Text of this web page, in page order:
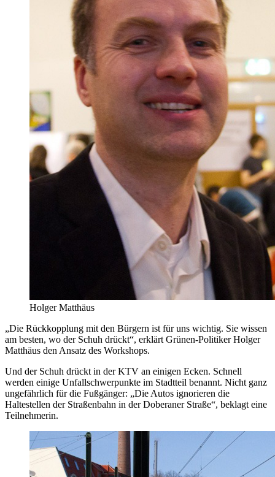
Holger Matthäus
„Die Rückkopplung mit den Bürgern ist für uns wichtig. Sie wissen
am besten, wo der Schuh drückt“, erklärt Grünen-Politiker Holger
Matthäus den Ansatz des Workshops.
Und der Schuh drückt in der KTV an einigen Ecken. Schnell
werden einige Unfallschwerpunkte im Stadtteil benannt. Nicht ganz
ungefährlich für die Fußgänger: „Die Autos ignorieren die
Haltestellen der Straßenbahn in der Doberaner Straße“, beklagt eine
Teilnehmerin.